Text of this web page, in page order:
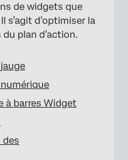
de widgets que
s’agit d’optimiser la
plan d’action.
à barres Widget
des